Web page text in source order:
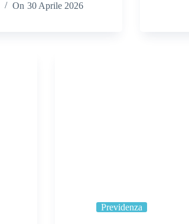
On 30 Aprile 2026
Previdenza